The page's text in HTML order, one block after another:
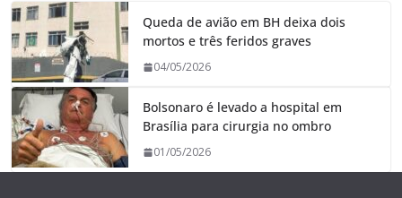
Queda de avião em BH deixa dois
mortos e três feridos graves
04/05/2026
Bolsonaro é levado a hospital em
Brasília para cirurgia no ombro
01/05/2026